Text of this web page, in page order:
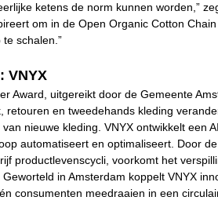
ketens de norm kunnen worden,”
om in de Open Organic Cotton
schalen.”
VNYX
Award, uitgereikt door de Gemeente
en tweedehands kleding
nieuwe kleding. VNYX ontwikkelt een
automatiseert en optimaliseert. Door
productlevenscycli, voorkomt het
in Amsterdam koppelt VNYX
consumenten meedraaien in een